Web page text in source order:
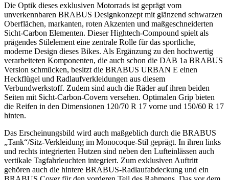
Die Optik dieses exklusiven Motorrads ist geprägt vom
unverkennbaren BRABUS Designkonzept mit glänzend schwarzen
Oberflächen, markanten, roten Akzenten und maßgeschneiderten
Sicht-Carbon Elementen. Dieser Hightech-Compound spielt als
prägendes Stilelement eine zentrale Rolle für das sportliche,
moderne Design dieses Bikes. Als Ergänzung zu den hochwertig
verarbeiteten Komponenten, die auch schon die DAB 1a BRABUS
Version schmücken, besitzt die BRABUS URBAN E einen
Heckflügel und Radlaufverkleidungen aus diesem
Verbundwerkstoff. Zudem sind auch die Räder auf ihren beiden
Seiten mit Sicht-Carbon-Covern versehen. Optimalen Grip bieten
die Reifen in den Dimensionen 120/70 R 17 vorne und 150/60 R 17
hinten.
Das Erscheinungsbild wird auch maßgeblich durch die BRABUS
„Tank“/Sitz-Verkleidung im Monocoque-Stil geprägt. In ihren links
und rechts integrierten Hutzen sind neben den Lufteinlässen auch
vertikale Tagfahrleuchten integriert. Zum exklusiven Auftritt
gehören auch die hintere BRABUS-Radlaufabdeckung und ein